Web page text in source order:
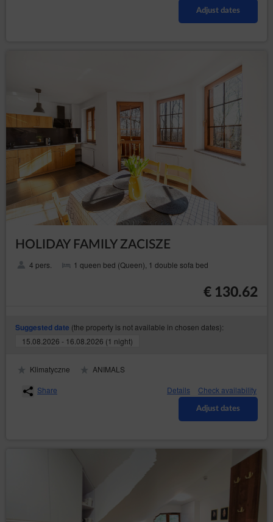
Adjust dates
HOLIDAY FAMILY ZACISZE
4 pers. 1 queen bed (Queen), 1 double sofa bed
€ 130.62
Suggested date (the property is not available in chosen dates):
15.08.2026 - 16.08.2026 (1 night)
Klimatyczne
ANIMALS
Share
Details Check availability
Adjust dates